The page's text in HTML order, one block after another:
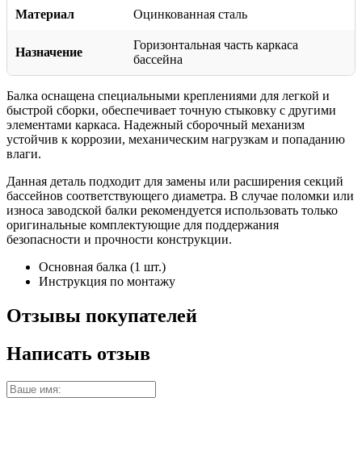
Материал Оцинкованная сталь
Назначение
Горизонтальная часть каркаса
бассейна
Балка оснащена специальными креплениями для легкой и
быстрой сборки, обеспечивает точную стыковку с другими
элементами каркаса. Надежный сборочный механизм
устойчив к коррозии, механическим нагрузкам и попаданию
влаги.
Данная деталь подходит для замены или расширения секций
бассейнов соответствующего диаметра. В случае поломки или
износа заводской балки рекомендуется использовать только
оригинальные комплектующие для поддержания
безопасности и прочности конструкции.
Основная балка (1 шт.)
Инструкция по монтажу
Отзывы покупателей
Написать отзыв